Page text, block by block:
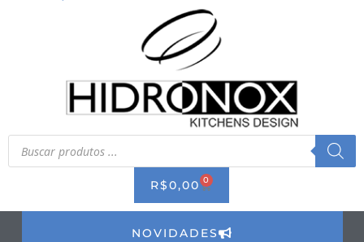
Pesquisar
produtos
R$0,00 0 CART
NOVIDADES